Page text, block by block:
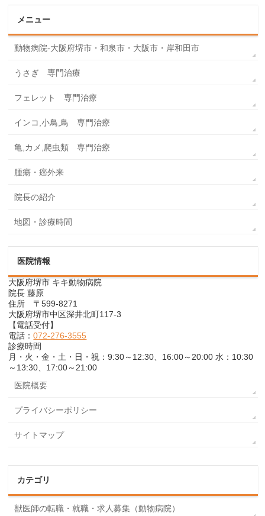
メニュー
動物病院-大阪府堺市・和泉市・大阪市・岸和田市
うさぎ 専門治療
フェレット 専門治療
インコ,小鳥,鳥 専門治療
亀,カメ,爬虫類 専門治療
腫瘍・癌外来
院長の紹介
地図・診療時間
医院情報
大阪府堺市 キキ動物病院
院長 藤原
住所 〒599-8271
大阪府堺市中区深井北町117-3
【電話受付】
電話：072-276-3555
診療時間
月・火・金・土・日・祝：9:30～12:30、16:00～20:00 水：10:30
～13:30、17:00～21:00
医院概要
プライバシーポリシー
サイトマップ
カテゴリ
獣医師の転職・就職・求人募集（動物病院）